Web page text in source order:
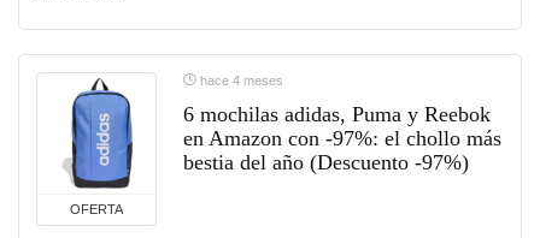
OFERTA
hace 4 meses
6 mochilas adidas, Puma y Reebok
en Amazon con -97%: el chollo más
bestia del año (Descuento -97%)